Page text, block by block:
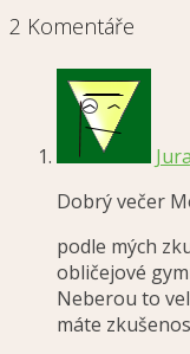
2 Komentáře
Dobrý večer
podle mých
obličejové
Neberou to
máte